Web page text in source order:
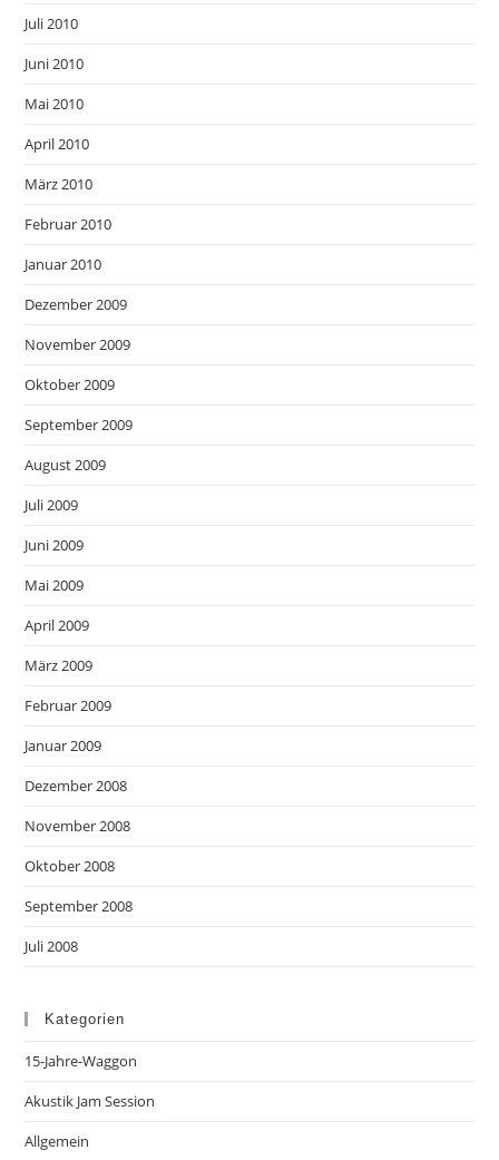
Juli 2010
Juni 2010
Mai 2010
April 2010
März 2010
Februar 2010
Januar 2010
Dezember 2009
November 2009
Oktober 2009
September 2009
August 2009
Juli 2009
Juni 2009
Mai 2009
April 2009
März 2009
Februar 2009
Januar 2009
Dezember 2008
November 2008
Oktober 2008
September 2008
Juli 2008
Kategorien
15-Jahre-Waggon
Akustik Jam Session
Allgemein